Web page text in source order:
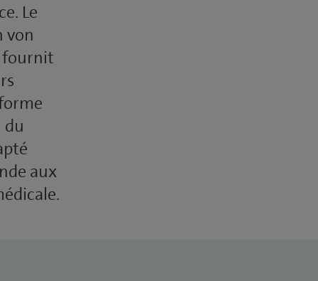
Le
von
fournit
du
aux